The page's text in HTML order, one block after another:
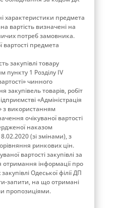
характеристики предмета
вартість визначені на
потреб замовника.
вартості предмета
закупівлі товару
пункту 1 Розділу ІV
чинного
закупівель товарів, робіт
«Адміністрація
з використанням
очікуваної вартості
наказом
(зі змінами), з
ринкових цін.
вартості закупівлі за
інформації про
Одеської філії ДП
запити, на що отримані
пропозиціями.